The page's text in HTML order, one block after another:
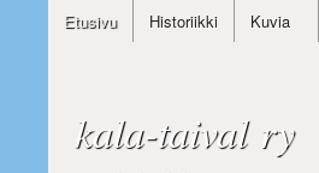
Etusivu Historiikki Kuvia
kala-taival ry